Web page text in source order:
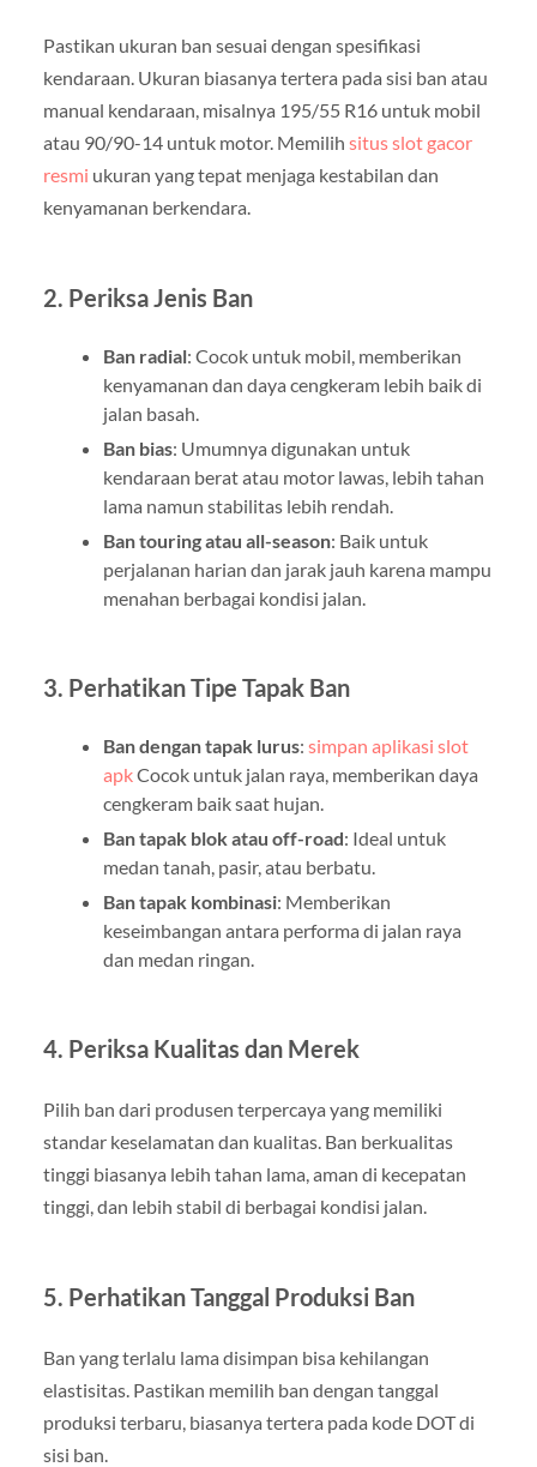
Pastikan ukuran ban sesuai dengan spesifikasi
kendaraan. Ukuran biasanya tertera pada sisi ban atau
manual kendaraan, misalnya 195/55 R16 untuk mobil
atau 90/90-14 untuk motor. Memilih situs slot gacor
resmi ukuran yang tepat menjaga kestabilan dan
kenyamanan berkendara.
2. Periksa Jenis Ban
Ban radial: Cocok untuk mobil, memberikan
kenyamanan dan daya cengkeram lebih baik di
jalan basah.
Ban bias: Umumnya digunakan untuk
kendaraan berat atau motor lawas, lebih tahan
lama namun stabilitas lebih rendah.
Ban touring atau all-season: Baik untuk
perjalanan harian dan jarak jauh karena mampu
menahan berbagai kondisi jalan.
3. Perhatikan Tipe Tapak Ban
Ban dengan tapak lurus: simpan aplikasi slot
apkCocok untuk jalan raya, memberikan daya
cengkeram baik saat hujan.
Ban tapak blok atau off-road: Ideal untuk
medan tanah, pasir, atau berbatu.
Ban tapak kombinasi: Memberikan
keseimbangan antara performa di jalan raya
dan medan ringan.
4. Periksa Kualitas dan Merek
Pilih ban dari produsen terpercaya yang memiliki
standar keselamatan dan kualitas. Ban berkualitas
tinggi biasanya lebih tahan lama, aman di kecepatan
tinggi, dan lebih stabil di berbagai kondisi jalan.
5. Perhatikan Tanggal Produksi Ban
Ban yang terlalu lama disimpan bisa kehilangan
elastisitas. Pastikan memilih ban dengan tanggal
produksi terbaru, biasanya tertera pada kode DOT di
sisi ban.